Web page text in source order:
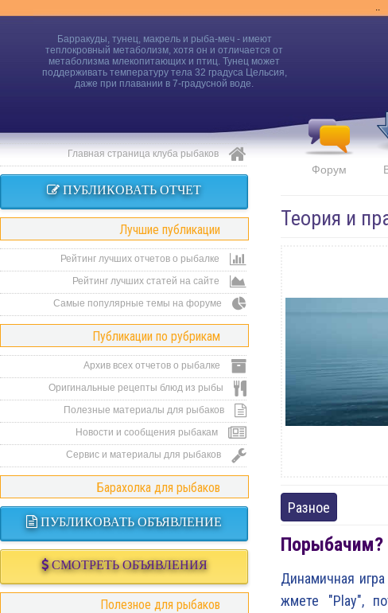
..
Барракуды, тунец, макрель и рыба-меч - имеют
теплокровный метаболизм, хотя он и отличается от
метаболизма млекопитающих и птиц. Тунец может
поддерживать температуру тела 32 градуса Цельсия,
даже при плавании в 7-градусной воде.
Форум
Главная страница клуба рыбаков
ПУБЛИКОВАТЬ ОТЧЕТ
Лучшие публикации
Рейтинг лучших отчетов о рыбалке
Рейтинг лучших статей на сайте
Самые популярные темы на форуме
Публикации по рубрикам
Архив всех отчетов о рыбалке
Оригинальные рецепты блюд из рыбы
Полезные материалы для рыбаков
Новости и сообщения рыбакам
Сервис и материалы для рыбаков
Барахолка для рыбаков
ПУБЛИКОВАТЬ ОБЪЯВЛЕНИЕ
СМОТРЕТЬ ОБЪЯВЛЕНИЯ
Полезное для рыбаков
Теория и
Разное
Порыбачим?
Динамичная
жмете "Play",